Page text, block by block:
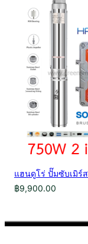
แฮนดูโร่ ปั๊มซับเมิร์ส
฿9,900.00